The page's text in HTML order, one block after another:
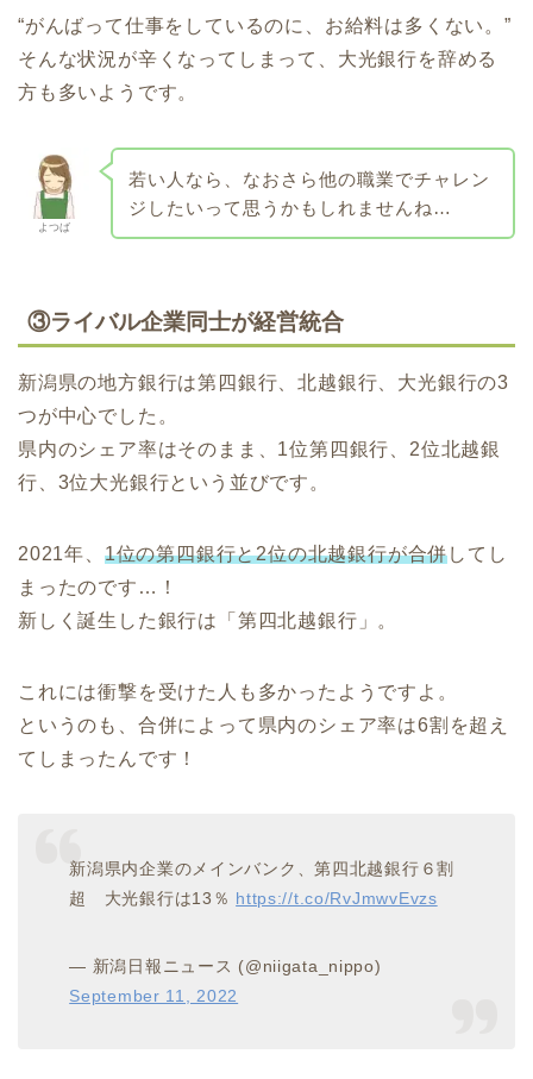
“がんばって仕事をしているのに、お給料は多くない。”
そんな状況が辛くなってしまって、大光銀行を辞める
方も多いようです。
よつば
若い人なら、なおさら他の職業でチャレン
ジしたいって思うかもしれませんね…
③ライバル企業同士が経営統合
新潟県の地方銀行は第四銀行、北越銀行、大光銀行の3
つが中心でした。
県内のシェア率はそのまま、1位第四銀行、2位北越銀
行、3位大光銀行という並びです。
2021年、 1位の第四銀行と2位の北越銀行が合併してし
まったのです…！
新しく誕生した銀行は「第四北越銀行」。
これには衝撃を受けた人も多かったようですよ。
というのも、合併によって県内のシェア率は6割を超え
てしまったんです！
新潟県内企業のメインバンク、第四北越銀行６割
超 大光銀行は13％ https://t.co/RvJmwvEvzs
— 新潟日報ニュース (@niigata_nippo)
September 11, 2022